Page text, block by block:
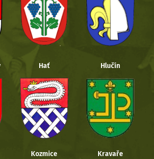
Hať Hlučín
Kozmice Kravaře